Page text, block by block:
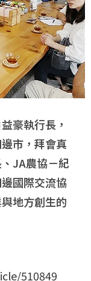
豪執行長，
市， 拜會真
JA農協－紀
國際交流協
地方創生的
510849